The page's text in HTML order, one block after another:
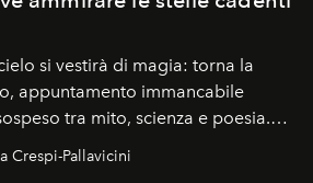
si vestirà di magia: torna la
, appuntamento immancabile
tra mito, scienza e poesia.
gli occhi si alzano verso la volta
passaggio delle
Crespi-Pallavicini